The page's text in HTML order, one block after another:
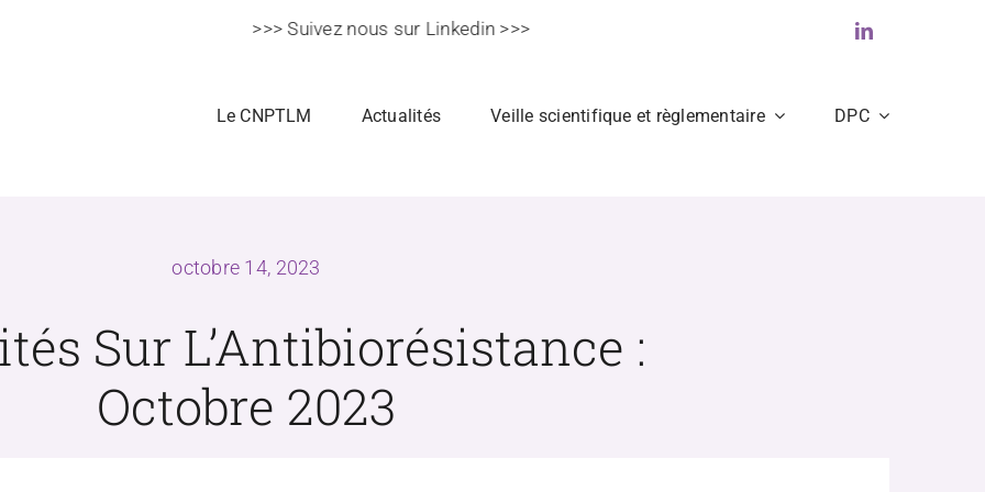
>>> Suivez nous sur Linkedin >>>
Le CNPTLM Actualités Veille scientifique et règlementaire DPC
octobre 14, 2023
Sur L’Antibiorésistance :
Octobre 2023